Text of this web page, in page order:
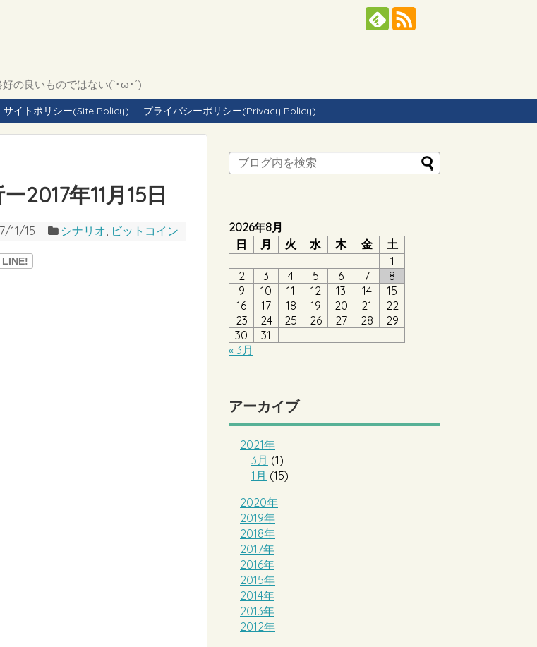
の良いものではない(`･ω･´)
サイトポリシー(Site Policy) プライバシーポリシー(Privacy Policy)
2017年11月15日
11/15 シナリオ, ビットコイン
LINE!
2026年8月
日
月 火 水 木 金
土
1
2
3 4 5 6 7
8
9
10 11 12 13 14
15
16
17 18 19 20 21
22
23
24 25 26 27 28
29
30
31
« 3月
アーカイブ
2021年
3月 (1)
1月 (15)
2020年
2019年
2018年
2017年
2016年
2015年
2014年
2013年
2012年